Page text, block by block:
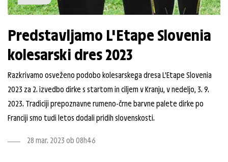
Predstavljamo L'Etape Slovenia
kolesarski dres 2023
Razkrivamo osveženo podobo kolesarskega dresa L'Etape Slovenia
2023 za 2. izvedbo dirke s startom in ciljem v Kranju, v nedeljo, 3. 9.
2023. Tradiciji prepoznavne rumeno-črne barvne palete dirke po
Franciji smo tudi letos dodali pridih slovenskosti.
28 mar. 2023 ob 08h46